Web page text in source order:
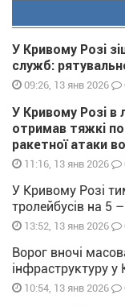
У Кривому Розі
служб:
09:26, 13 янв 2026
У Кривому Розі в
отримав тяжкі
ракетної атаки
11:16, 13 янв 2026
У Кривому Розі
тролейбусів на 5
13:52, 13 янв 2026
Ворог вночі
інфраструктуру у
10:54, 13 янв 2026